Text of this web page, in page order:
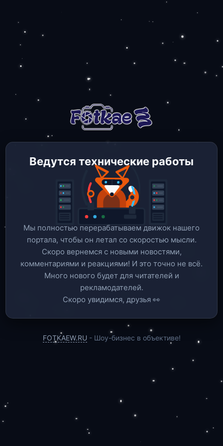
Ведутся технические работы
Мы полностью перерабатываем движок нашего
портала, чтобы он летал со скоростью мысли.
Скоро вернемся c новыми новостями,
комментариями и реакциями! И это точно не всё.
Много нового будет для читателей и
рекламодателей.
Скоро увидимся, друзья 👀
FOTKAEW.RU - Шоу-бизнес в объективе!